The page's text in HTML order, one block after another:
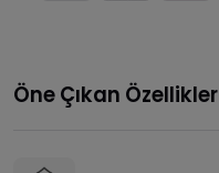
Öne Çıkan Özellikler